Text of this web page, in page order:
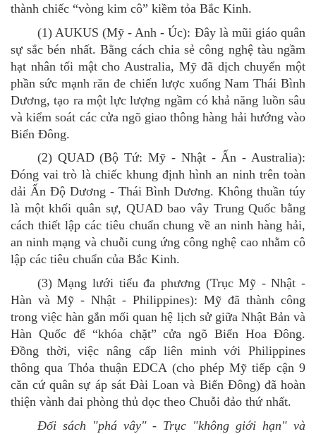
thành chiếc “vòng kim cô” kiềm tỏa Bắc Kinh.
(1) AUKUS (Mỹ - Anh - Úc): Đây là mũi giáo quân
sự sắc bén nhất. Bằng cách chia sẻ công nghệ tàu ngầm
hạt nhân tối mật cho Australia, Mỹ đã dịch chuyển một
phần sức mạnh răn đe chiến lược xuống Nam Thái Bình
Dương, tạo ra một lực lượng ngầm có khả năng luồn sâu
và kiểm soát các cửa ngõ giao thông hàng hải hướng vào
Biển Đông.
(2) QUAD (Bộ Tứ: Mỹ - Nhật - Ấn - Australia):
Đóng vai trò là chiếc khung định hình an ninh trên toàn
dải Ấn Độ Dương - Thái Bình Dương. Không thuần túy
là một khối quân sự, QUAD bao vây Trung Quốc bằng
cách thiết lập các tiêu chuẩn chung về an ninh hàng hải,
an ninh mạng và chuỗi cung ứng công nghệ cao nhằm cô
lập các tiêu chuẩn của Bắc Kinh.
(3)Mạng lưới tiểu đa phương (Trục Mỹ - Nhật -
Hàn và Mỹ - Nhật - Philippines): Mỹ đã thành công
trong việc hàn gắn mối quan hệ lịch sử giữa Nhật Bản và
Hàn Quốc để “khóa chặt” cửa ngõ Biển Hoa Đông.
Đồng thời, việc nâng cấp liên minh với Philippines
thông qua Thỏa thuận EDCA (cho phép Mỹ tiếp cận 9
căn cứ quân sự áp sát Đài Loan và Biển Đông) đã hoàn
thiện vành đai phòng thủ dọc theo Chuỗi đảo thứ nhất.
Đối sách "phá vây"- Trục "không giới hạn" và